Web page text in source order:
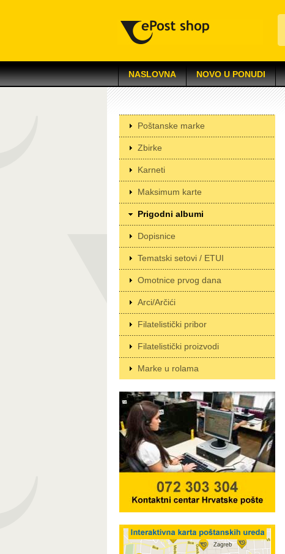
NASLOVNA NOVO U PONUDI
Poštanske marke
Zbirke
Karneti
Maksimum karte
Prigodni albumi
Dopisnice
Tematski setovi / ETUI
Omotnice prvog dana
Arci/Arčići
Filatelistički pribor
Filatelistički proizvodi
Marke u rolama